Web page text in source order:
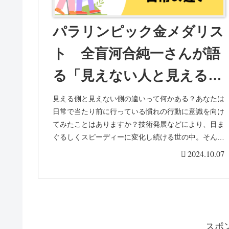
パラリンピック金メダリス
ト 全盲河合純一さんが語
る「見えない人と見える人
の日常の違い」
見える側と見えない側の違いって何かある？あなたは
日常で当たり前に行っている慣れの行動に意識を向け
てみたことはありますか？技術発展などにより、目ま
ぐるしくスピーディーに変化し続ける世の中。そんな
世界で生きる視覚障害者の目線から何か日常に変化
2024.10.07
スポ